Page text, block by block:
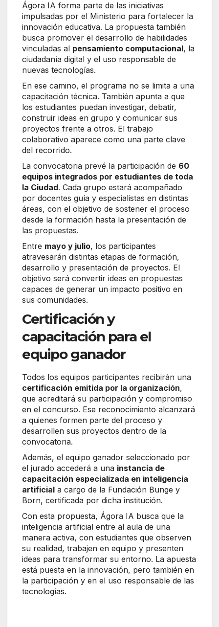
Ágora IA forma parte de las iniciativas
impulsadas por el Ministerio para fortalecer la
innovación educativa. La propuesta también
busca promover el desarrollo de habilidades
vinculadas al pensamiento computacional, la
ciudadanía digital y el uso responsable de
nuevas tecnologías.
En ese camino, el programa no se limita a una
capacitación técnica. También apunta a que
los estudiantes puedan investigar, debatir,
construir ideas en grupo y comunicar sus
proyectos frente a otros. El trabajo
colaborativo aparece como una parte clave
del recorrido.
La convocatoria prevé la participación de 60
equipos integrados por estudiantes de toda
la Ciudad. Cada grupo estará acompañado
por docentes guía y especialistas en distintas
áreas, con el objetivo de sostener el proceso
desde la formación hasta la presentación de
las propuestas.
Entre mayo y julio, los participantes
atravesarán distintas etapas de formación,
desarrollo y presentación de proyectos. El
objetivo será convertir ideas en propuestas
capaces de generar un impacto positivo en
sus comunidades.
Certificación y
capacitación para el
equipo ganador
Todos los equipos participantes recibirán una
certificación emitida por la organización,
que acreditará su participación y compromiso
en el concurso. Ese reconocimiento alcanzará
a quienes formen parte del proceso y
desarrollen sus proyectos dentro de la
convocatoria.
Además, el equipo ganador seleccionado por
el jurado accederá a una instancia de
capacitación especializada en inteligencia
artificial a cargo de la Fundación Bunge y
Born, certificada por dicha institución.
Con esta propuesta, Ágora IA busca que la
inteligencia artificial entre al aula de una
manera activa, con estudiantes que observen
su realidad, trabajen en equipo y presenten
ideas para transformar su entorno. La apuesta
está puesta en la innovación, pero también en
la participación y en el uso responsable de las
tecnologías.